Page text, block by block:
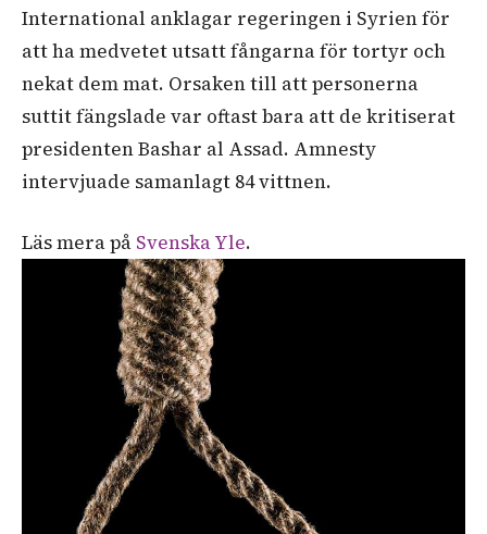
International anklagar regeringen i Syrienför
atthamedvetetutsattfångarnaför tortyr och
nekat demmat. Orsaken till att personerna
suttit fängslade var oftast bara att de kritiserat
presidenten Bashar al Assad. Amnesty
intervjuade samanlagt 84vittnen.
Läs mera på Svenska Yle.